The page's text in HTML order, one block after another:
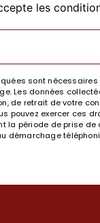
les
sont
Les données
de retrait de votre
pouvez exercer ces
la période de prise
démarchage